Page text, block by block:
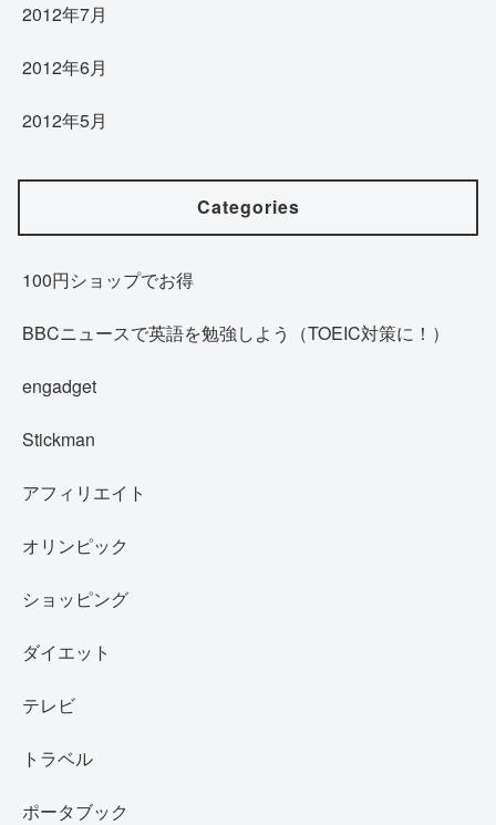
2012年7月
2012年6月
2012年5月
Categories
100円ショップでお得
BBCニュースで英語を勉強しよう（TOEIC対策に！）
engadget
Stickman
アフィリエイト
オリンピック
ショッピング
ダイエット
テレビ
トラベル
ポータブック